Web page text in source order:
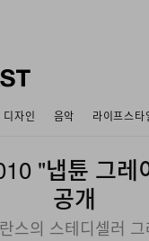
디자인 음악 라이프스타
"냅튠 그레
공개
스의 스테디셀러